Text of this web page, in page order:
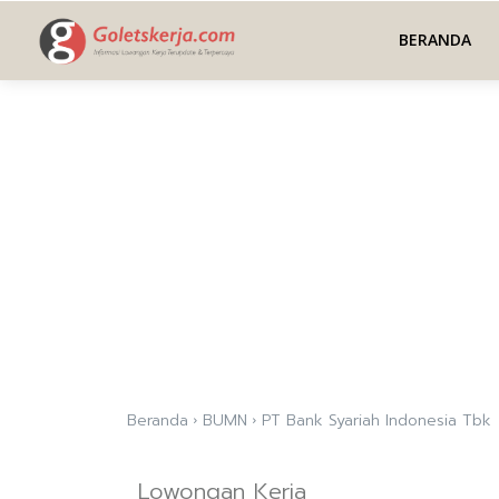
BERANDA
Beranda BUMN PT Bank Syariah Indonesia Tbk
Lowongan Kerja